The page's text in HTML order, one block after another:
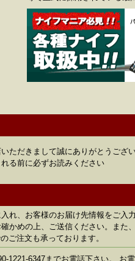
いただきまして誠にありがとうご
る前に必ずお読みください
れ、お客様のお届け先情報をご入
かめの上、ご送信ください。また、
ご注文も承っております。
1221-6347までお電話下さい。 お電